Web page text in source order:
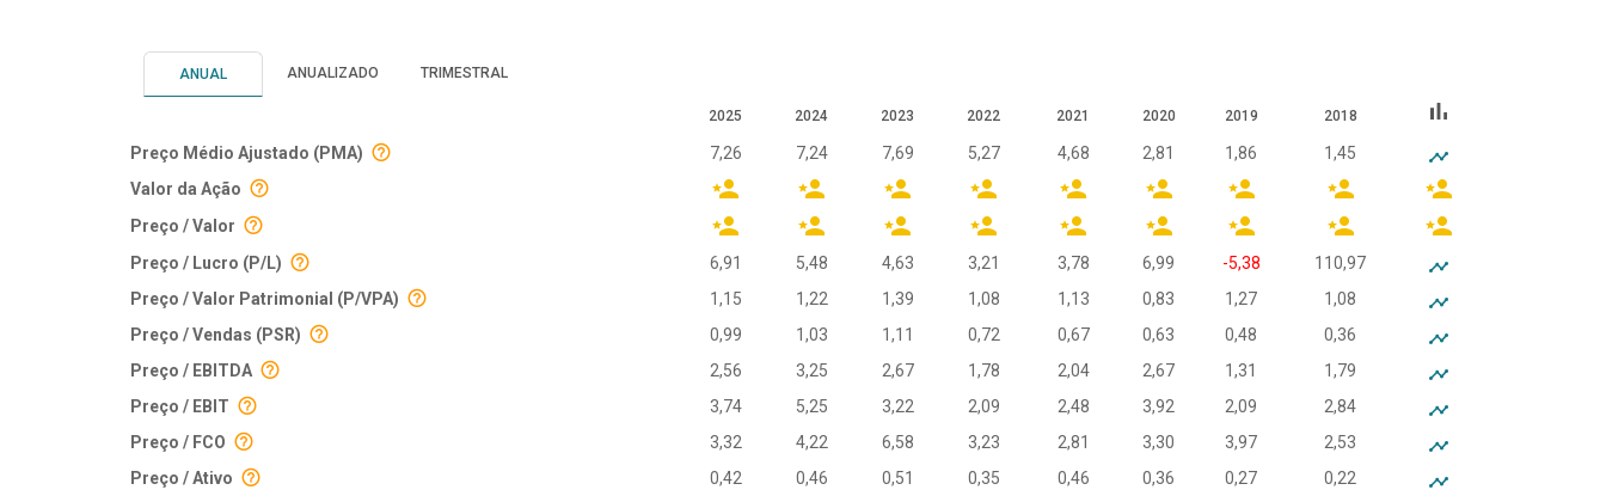
ANUAL ANUALIZADO TRIMESTRAL
2025 2024 2023 2022 2021 2020 2019 2018 bar_chart
Preço Médio Ajustado (PMA) 7,26 7,24 7,69 5,27 4,68 2,81 1,86
1,45
Valor da Ação
Preço / Valor
Preço / Lucro (P/L)
6,91 5,48 4,63 3,21 3,78 6,99 -5,38
110,97
Preço / Valor Patrimonial (P/VPA)
1,15 1,22 1,39 1,08 1,13 0,83 1,27
1,08
Preço / Vendas (PSR)
0,99 1,03 1,11 0,72 0,67 0,63 0,48
0,36
Preço / EBITDA
2,56 3,25 2,67 1,78 2,04 2,67 1,31
1,79
Preço / EBIT
3,74 5,25 3,22 2,09 2,48 3,92 2,09
2,84
Preço / FCO
3,32 4,22 6,58 3,23 2,81 3,30 3,97
2,53
Preço / Ativo
0,42 0,46 0,51 0,35 0,46 0,36 0,27
0,22